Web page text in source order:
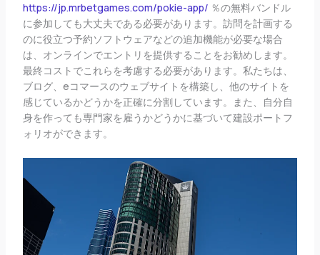
https://jp.mrbetgames.com/pokie-app/ ％の無料バンドル
に参加しても大丈夫である必要があります。訪問を計画する
のに役立つ予約ソフトウェアなどの追加機能が必要な場合
は、オンラインでエントリを提供することをお勧めします。
最終コストでこれらを考慮する必要があります。私たちは、
ブログ、eコマースのウェブサイトを構築し、他のサイトを
感じているかどうかを正確に分割しています。また、自分自
身を作っても専門家を雇うかどうかに基づいて建設ポートフ
ォリオができます。